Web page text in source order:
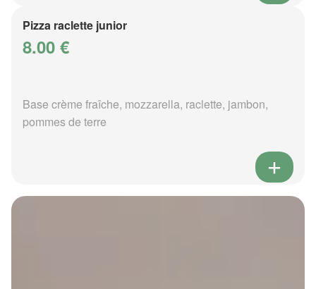
Pizza raclette junior
8.00 €
Base crème fraîche, mozzarella, raclette, jambon,
pommes de terre